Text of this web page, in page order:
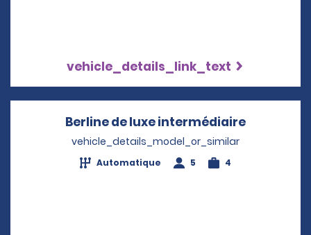
vehicle_details_link_text
Berline de luxe intermédiaire
vehicle_details_model_or_similar
Automatique 5 4